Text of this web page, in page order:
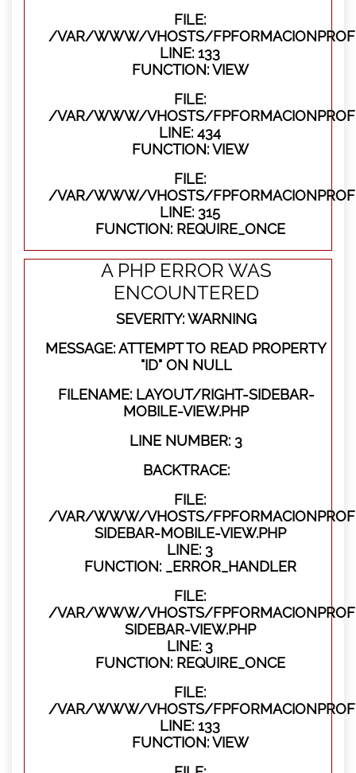
FILE:
/VAR/WWW/VHOSTS/
LINE: 133
FUNCTION: VIEW
FILE:
/VAR/WWW/VHOSTS/
LINE: 434
FUNCTION: VIEW
FILE:
/VAR/WWW/VHOSTS/
LINE: 315
FUNCTION: REQUIRE_ONCE
A PHP ERROR WAS
ENCOUNTERED
SEVERITY: WARNING
MESSAGE: ATTEMPT TO READ PROPERTY
"ID" ON NULL
FILENAME: LAYOUT/RIGHT-SIDEBAR-
MOBILE-VIEW.PHP
LINE NUMBER: 3
BACKTRACE:
FILE:
/VAR/WWW/VHOSTS/
SIDEBAR-MOBILE-VIEW.PHP
LINE: 3
FUNCTION: _ERROR_HANDLER
FILE:
/VAR/WWW/VHOSTS/
SIDEBAR-VIEW.PHP
LINE: 3
FUNCTION: REQUIRE_ONCE
FILE:
/VAR/WWW/VHOSTS/
LINE: 133
FUNCTION: VIEW